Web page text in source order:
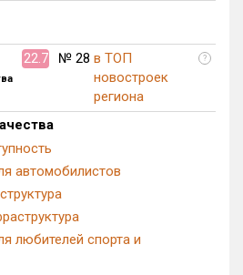
22.7 № 28 в ТОП
новостроек
региона
?
автомобилистов
любителей спорта и